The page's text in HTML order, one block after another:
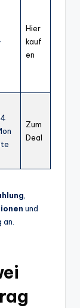
Hier
kauf
en
Zum
Deal
,
und
an.